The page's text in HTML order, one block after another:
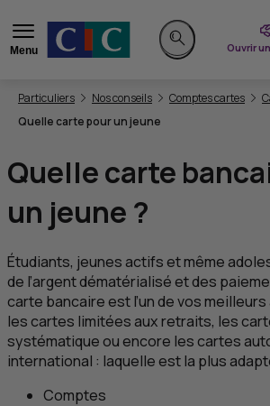
Menu
Rechercher sur le
Ouvrir
Vous êtes ici:
Particuliers Nos conseils Comptes cartes
Quelle carte pour un jeune
Quelle carte
un jeune ?
Étudiants, jeunes actifs et même
de l’argent dématérialisé et des
carte bancaire est l’un de vos
les cartes limitées aux retraits, les
systématique ou encore les cartes
international : laquelle est la plus
Comptes